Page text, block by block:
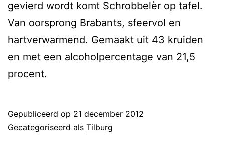
gevierd wordt komt Schrobbelèr op tafel.
Van oorsprong Brabants, sfeervol en
hartverwarmend. Gemaakt uit 43 kruiden
en met een alcoholpercentage van 21,5
procent.
Gepubliceerd op 21 december 2012
Gecategoriseerd als Tilburg